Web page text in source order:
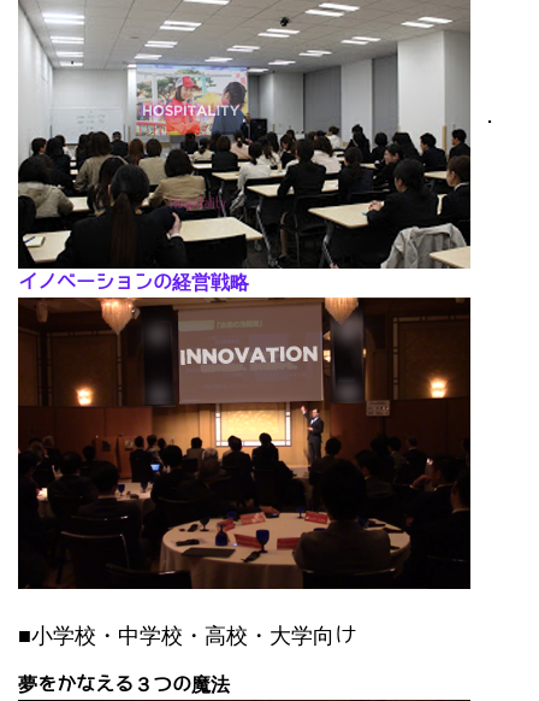
･
イノベーションの経営戦略
■小学校・中学校・高校・大学向け
夢をかなえる３つの魔法